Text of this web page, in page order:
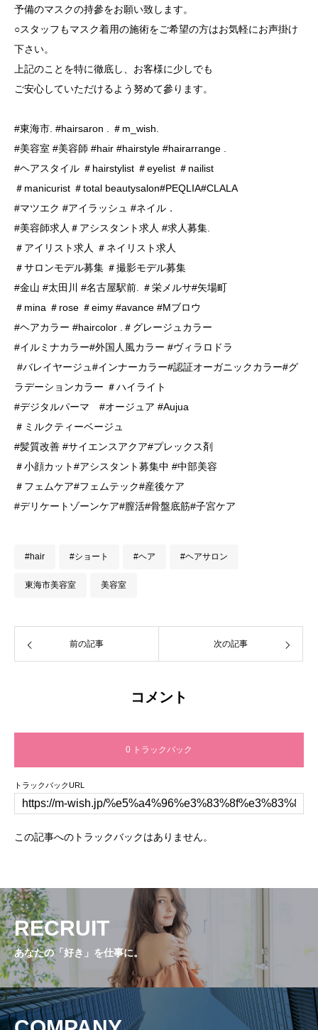
予備のマスクの持參をお願い致します。
○スタッフもマスク着用の施術をご希望の方はお気軽にお声掛け
下さい。
上記のことを特に徹底し、お客様に少しでも
ご安心していただけるよう努めて參ります。
#東海市. #hairsaron . ＃m_wish.
#美容室 #美容師 #hair #hairstyle #hairarrange .
#ヘアスタイル ＃hairstylist ＃eyelist ＃nailist
＃manicurist ＃total beautysalon#PEQLIA#CLALA
#マツエク #アイラッシュ #ネイル．
#美容師求人＃アシスタント求人 #求人募集.
＃アイリスト求人 ＃ネイリスト求人
＃サロンモデル募集 ＃撮影モデル募集
#金山 #太田川 #名古屋駅前. ＃栄メルサ#矢場町
＃mina ＃rose ＃eimy #avance #Mブロウ
#ヘアカラー #haircolor .＃グレージュカラー
#イルミナカラー#外国人風カラー #ヴィラロドラ
#バレイヤージュ#インナーカラー#認証オーガニックカラー#グ
ラデーションカラー ＃ハイライト
#デジタルパーマ #オージュア #Aujua
＃ミルクティーベージュ
#髪質改善 #サイエンスアクア#プレックス剤
＃小顔カット#アシスタント募集中 #中部美容
＃フェムケア#フェムテック#産後ケア
#デリケートゾーンケア#膣活#骨盤底筋#子宮ケア
#hair #ショート #ヘア #ヘアサロン
東海市美容室 美容室
前の記事 次の記事
コメント
0 トラックバック
トラックバックURL
この記事へのトラックバックはありません。
RECRUIT
あなたの「好き」を仕事に。